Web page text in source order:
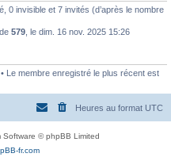
0 invisible et 7 invités (d’après le nombre
579 , le dim. 16 nov. 2025 15:26
Le membre enregistré le plus récent est
Heures au format UTC
Software © phpBB Limited
fr.com